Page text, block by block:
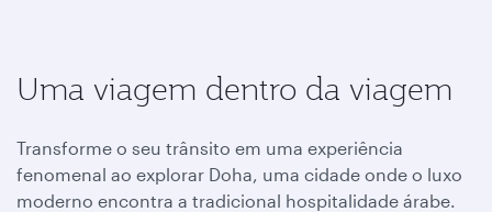
Uma viagem dentro da viagem
Transforme o seu trânsito em uma experiência
fenomenal ao explorar Doha, uma cidade onde o luxo
moderno encontra a tradicional hospitalidade árabe.